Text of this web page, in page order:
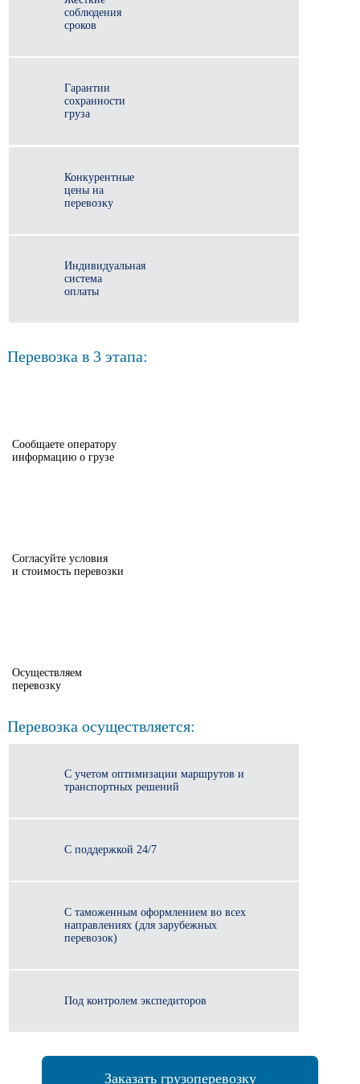
соблюдения
сроков
Гарантии
сохранности
груза
Конкурентные
цены на
перевозку
Индивидуальная
система
оплаты
Перевозка в 3 этапа:
Сообщаете оператору
информацию о грузе
Согласуйте условия
и стоимость перевозки
Осуществляем
перевозку
Перевозка осуществляется:
С учетом оптимизации маршрутов и
транспортных решений
С поддержкой 24/7
С таможенным оформлением во всех
направлениях (для зарубежных
перевозок)
Под контролем экспедиторов
Заказать грузоперевозку